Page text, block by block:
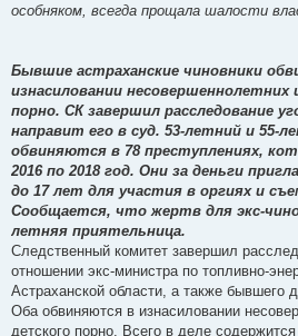
особняком, всегда прощала шалости
Бывшие астраханские чиновники
изнасиловании несовершеннолетних
порно. СК завершил расследование
направит его в суд. 53-летний и 55-
обвиняются в 78 преступлениях,
2016 по 2018 год. Они за деньги
до 17 лет для участия в оргиях и
Сообщается, что жертв для экс-
летняя приятельница.
Следственный комитет завершил
отношении экс-министра по топливно-
Астраханской области, а также бывшего
Оба обвиняются в изнасиловании
детского порно. Всего в деле